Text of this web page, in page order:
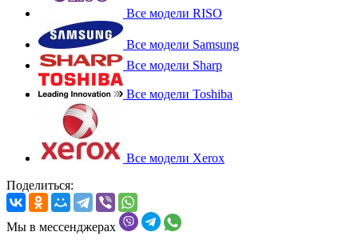
Все модели RISO
Все модели Samsung
Все модели Sharp
Все модели Toshiba
Все модели Xerox
Поделиться:
Мы в мессенджерах